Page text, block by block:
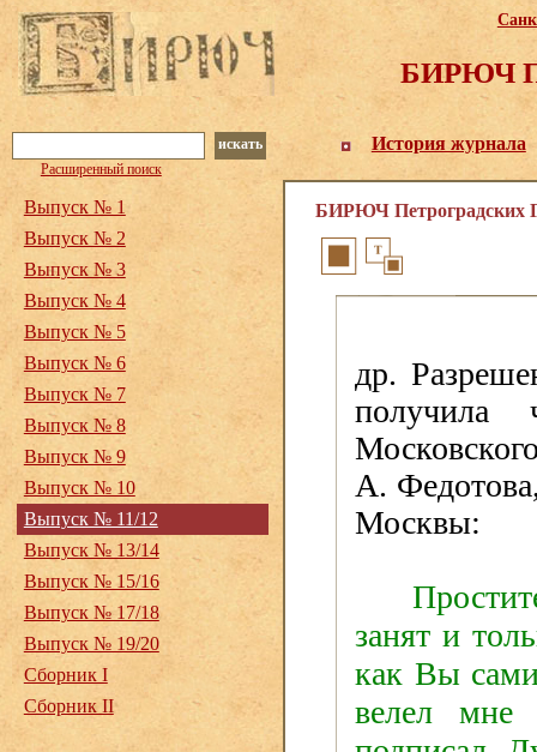
БИРЮЧ
История журнала
искать
Расширенный поиск
БИРЮЧ Петроградских
др.
получила
А.
Москвы:
занят и
как Вы сами
велел мне
Выпуск № 1
Выпуск № 2
Выпуск № 3
Выпуск № 4
Выпуск № 5
Выпуск № 6
Выпуск № 7
Выпуск № 8
Выпуск № 9
Выпуск № 10
Выпуск № 11/12
Выпуск № 13/14
Выпуск № 15/16
Выпуск № 17/18
Выпуск № 19/20
Сборник I
Сборник II